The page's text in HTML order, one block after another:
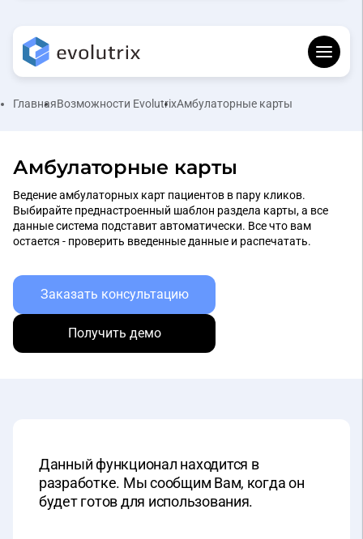
ГлавнаяВозможности EvolutrixАмбулаторные карты
Амбулаторные карты
Ведение амбулаторных карт пациентов в пару кликов.
Выбирайте преднастроенный шаблон раздела карты, а все
данные система подставит автоматически. Все что вам
остается - проверить введенные данные и распечатать.
Заказать консультацию
Получить демо
Данный функционал находится в
разработке. Мы сообщим Вам, когда он
будет готов для использования.